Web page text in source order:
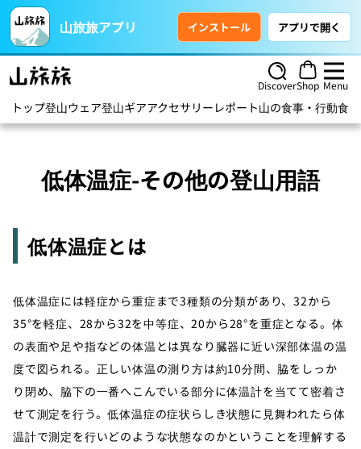
山旅旅アプリ インストール アプリで開く
DiscoverShop Menu
トップ登山ウェア登山ギアアクセサリー レポート山の食事・行動食
低体温症-その他の登山用語
低体温症とは
低体温症には軽症から重症まで3種類の分類があり、32から
35°を軽症、28から32を中等症、20から28°を重症となる。体
の表面や足や指などの体温とは異なり臓器に近い深部体温の温
度で図られる。正しい体温の測り方は約10分間、脇をしっか
り閉め、脇下の一番へこんでいる部分に体温計を当てて密着さ
せて測定を行う。低体温症の症状らしき状態に見舞われたら体
温計で測定を行いどのような状態なのかということを理解する